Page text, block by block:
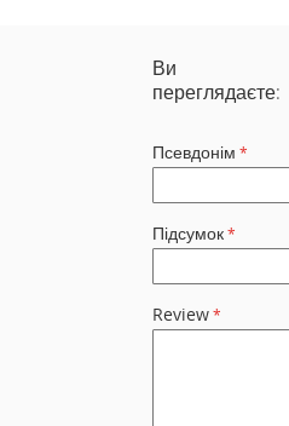
Ви
переглядаєте:
Псевдонім
Підсумок
Review